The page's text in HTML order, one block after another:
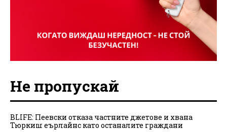
Не пропускай
BLIFE: Пеевски отказа частните джетове и хвана
Тюркиш еърлайнс като останалите граждани